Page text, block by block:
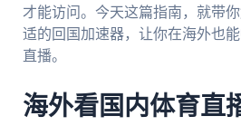
才能访问。今天这篇指南，就带
适的回国加速器，让你在海外也
直播。
海外看国内体育直